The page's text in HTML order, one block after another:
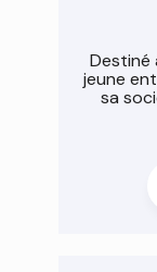
Destiné
jeune
sa